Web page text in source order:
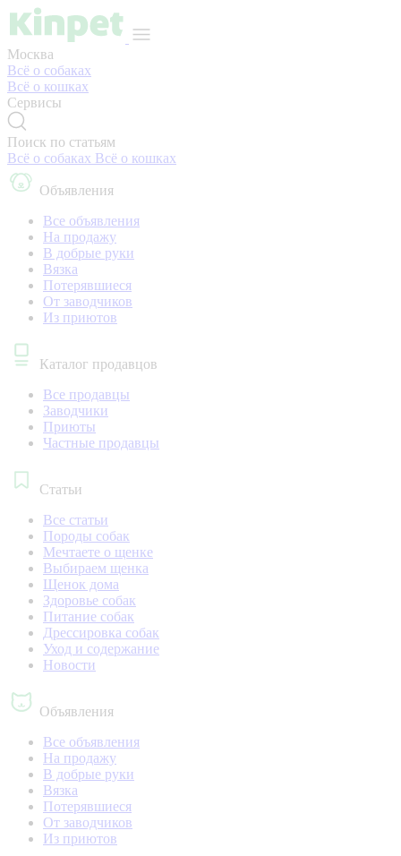
Москва
Всё о собаках
Всё о кошках
Сервисы
Поиск по статьям
Всё о собаках Всё о кошках
Объявления
Все объявления
На продажу
В добрые руки
Вязка
Потерявшиеся
От заводчиков
Из приютов
Каталог продавцов
Все продавцы
Заводчики
Приюты
Частные продавцы
Статьи
Все статьи
Породы собак
Мечтаете о щенке
Выбираем щенка
Щенок дома
Здоровье собак
Питание собак
Дрессировка собак
Уход и содержание
Новости
Объявления
Все объявления
На продажу
В добрые руки
Вязка
Потерявшиеся
От заводчиков
Из приютов